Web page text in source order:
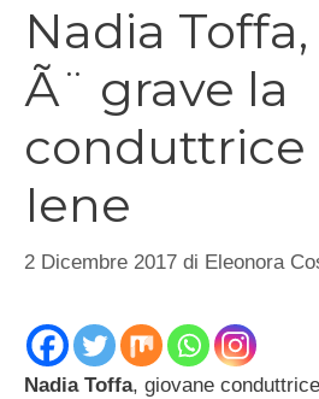
Nadia
Ã¨ grave la
conduttrice
Iene
2 Dicembre 2017 di Eleonora
Nadia Toffa, giovane